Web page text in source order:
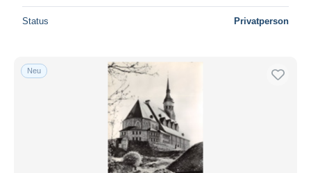
Status Privatperson
Neu